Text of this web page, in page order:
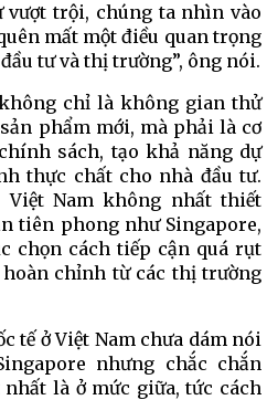
vượt trội, chúng ta nhìn vào
mất một điều quan trọng
tư và thị trường”, ông nói.
chỉ là không gian thử
phẩm mới, mà phải là cơ
sách, tạo khả năng dự
thực chất cho nhà đầu tư.
Nam không nhất thiết
tiên phong như Singapore,
chọn cách tiếp cận quá rụt
chỉnh từ các thị trường
tế ở Việt Nam chưa dám nói
nhưng chắc chắn
là ở mức giữa, tức cách